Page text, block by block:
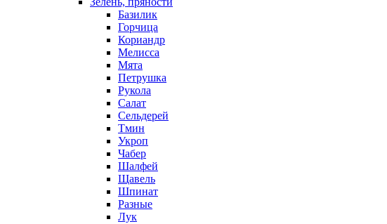
Базилик
Горчица
Кориандр
Мелисса
Мята
Петрушка
Рукола
Салат
Сельдерей
Тмин
Укроп
Чабер
Шалфей
Щавель
Шпинат
Разные
Лук